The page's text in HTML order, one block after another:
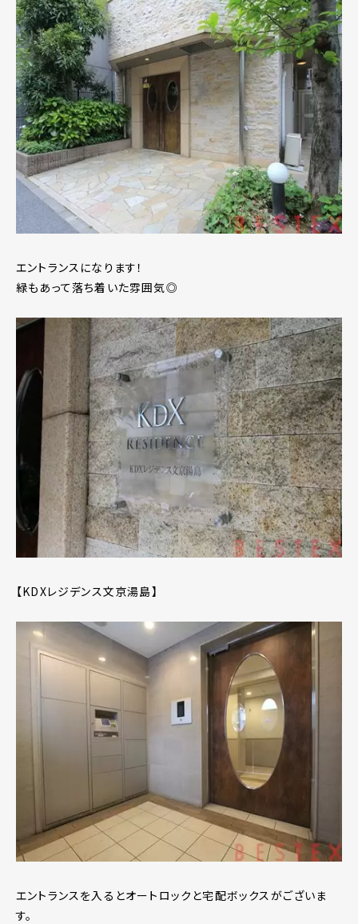
エントランスになります！
緑もあって落ち着いた雰囲気◎
【KDXレジデンス文京湯島】
エントランスを入るとオートロックと宅配ボックスがございま
す。